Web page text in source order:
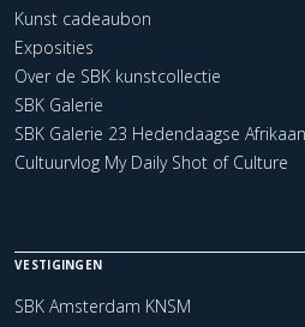
Kunst cadeaubon
Exposities
Over de SBK kunstcollectie
SBK Galerie
SBK Galerie 23 Hedendaagse
Cultuurvlog My Daily Shot of Culture
VESTIGINGEN
SBK Amsterdam KNSM